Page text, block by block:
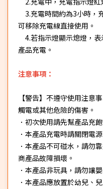
3.充電時間約為3小時，
可移除充電線直接使用。
4.若指示燈顯示熄燈，
產品充電。
注意事項：
【警告】不遵守使用注意
觸電或其他危險的傷害。
．初次使用請先幫產品充飽
．本產品充電時請關閉電
．本產品不可碰水，請勿
商產品故障損壞。
．本產品非玩具，請勿讓
．本產品應放置於幼兒、